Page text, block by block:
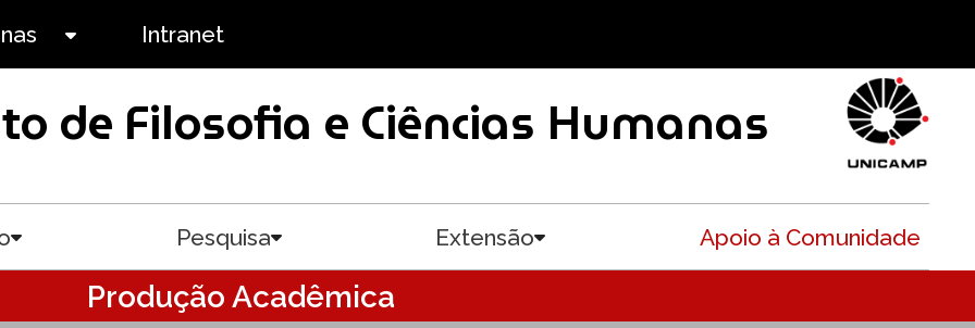
Intranet
de Filosofia e Ciências Humanas
Pesquisa Extensão Apoio à Comunidade
Produção Acadêmica